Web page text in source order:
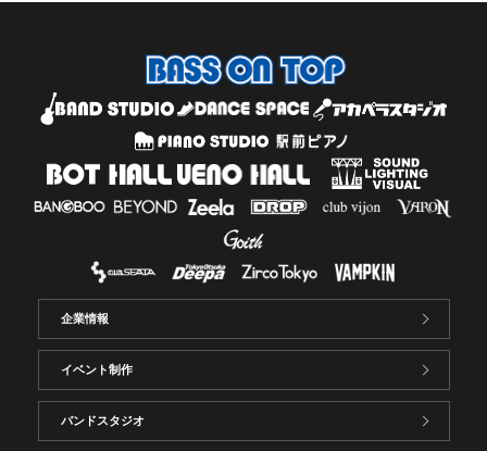
企業情報
イベント制作
バンドスタジオ